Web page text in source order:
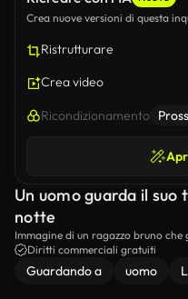
Crea nuove versioni di questa
Ristrutturare
Crea video
Ricondizionamento
Un uomo guarda il
notte
Immagine di un ragazzo bruno
leggermente.
Diritti commerciali gratuiti
Guardando a uomo